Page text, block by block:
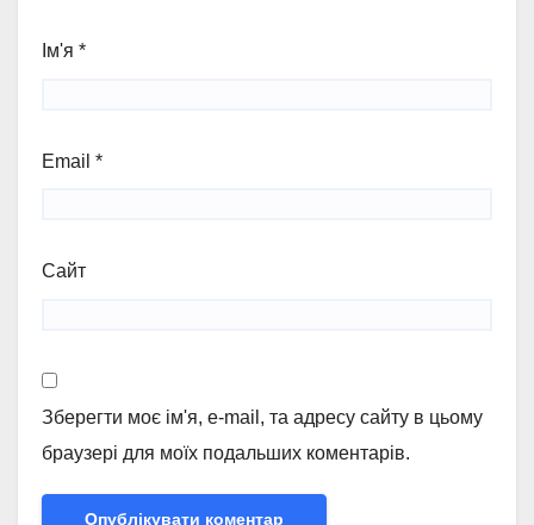
Ім'я *
Email *
Сайт
Зберегти моє ім'я, e-mail, та адресу сайту в цьому
браузері для моїх подальших коментарів.